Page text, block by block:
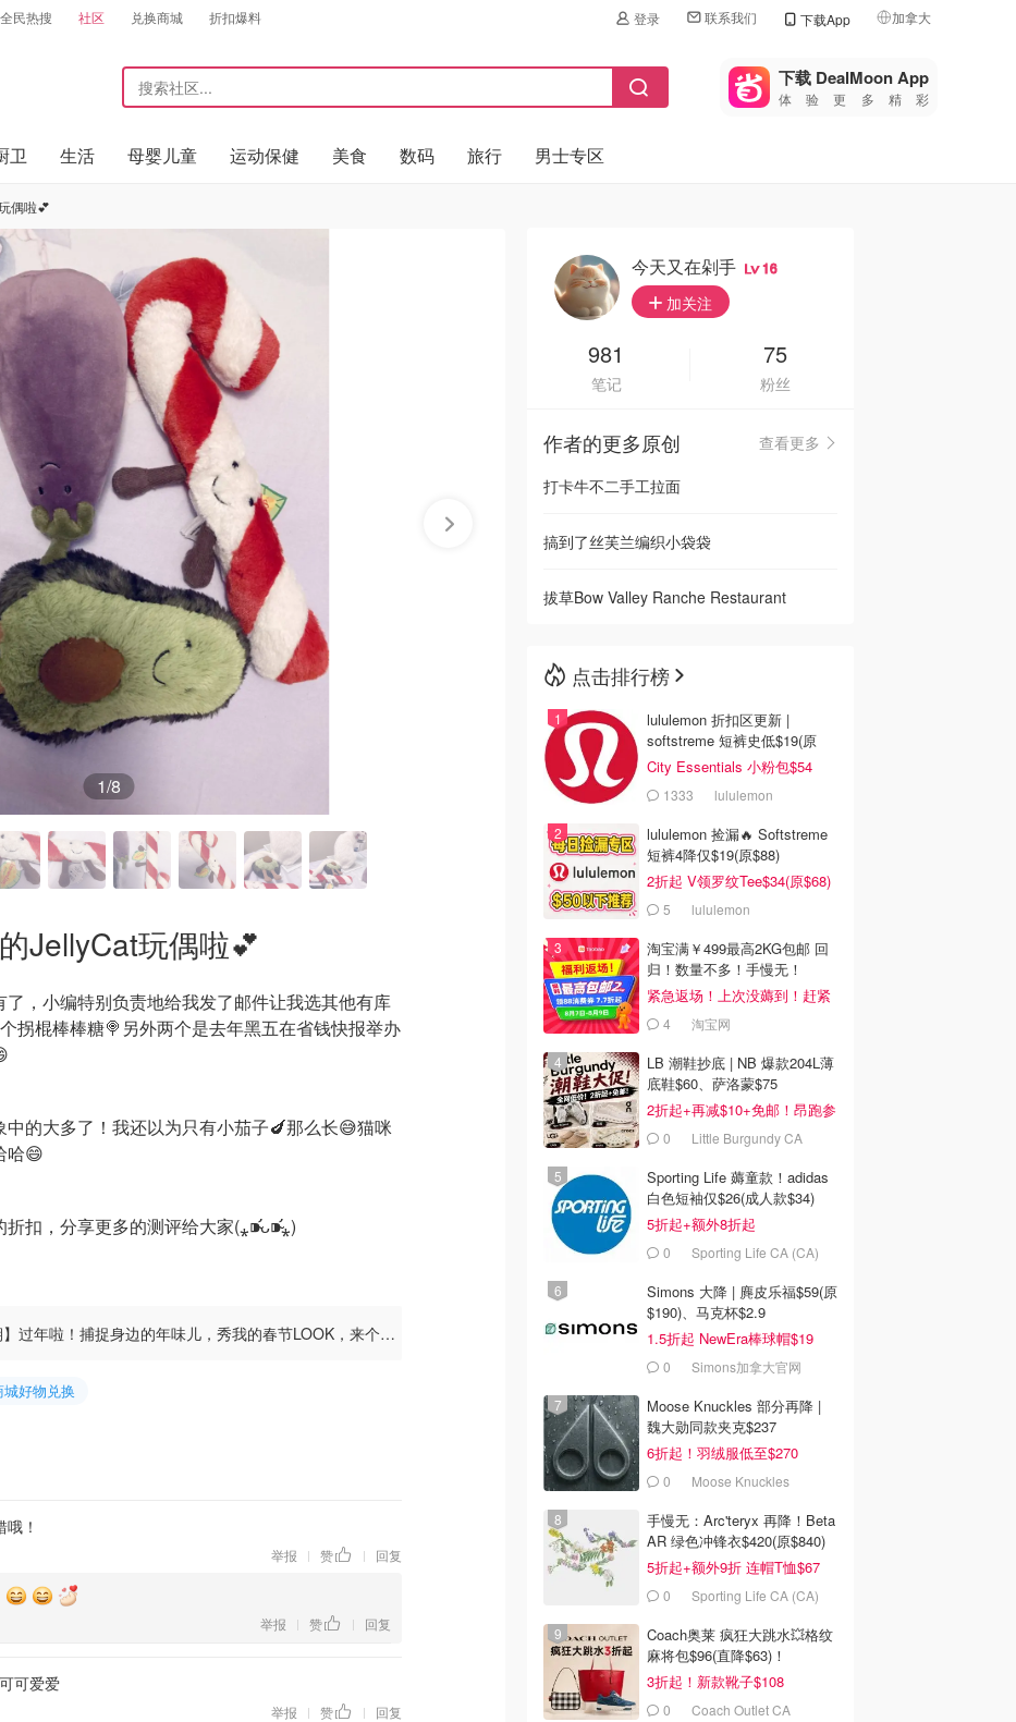
全民热搜 社区 兑换商城 折扣爆料 登录 联系我们 下载App 加拿大
🇺🇸
美国
🇨🇳中国
🇮🇹
🇦🇺
🇳🇿新西兰
下载 DealMoon App
体验更多精彩
卫 生活 母婴儿童 运动保健 美食 数码 旅行 男士专区
偶啦💕
1/8
JellyCat玩偶啦💕
，小编特别负责地给我发了邮件让我选其他有库
拐棍棒棒糖🍭另外两个是去年黑五在省钱快报举办
的大多了！我还以为只有小茄子🍆那么长😅猫咪
哈😄
扣，分享更多的测评给大家(⁎⁍̴̛ᴗ⁍̴̛⁎)
】过年啦！捕捉身边的年味儿，秀我的春节LOOK，来个年
城好物兑换
哦！
举报 | 赞 | 回复
举报 | 赞 | 回复
可可爱爱
举报 | 赞 | 回复
今天又在剁手 16
加关注
981
笔记
75
粉丝
作者的更多原创
查看更多
打卡牛不二手工拉面
搞到了丝芙兰编织小袋袋
拔草Bow Valley Ranche Restaurant
点击排行榜
lululemon 折扣区更新 |
softstreme 短裤史低$19(原
$88)
City Essentials 小粉包$54
1333 lululemon
lululemon 捡漏🔥 Softstreme
短裤4降仅$19(原$88)
2折起 V领罗纹Tee$34(原$68)
5 lululemon
淘宝满￥499最高2KG包邮 回
归！数量不多！手慢无！
紧急返场！上次没薅到！赶紧
冲 4 淘宝网
LB 潮鞋抄底 | NB 爆款204L薄
底鞋$60、萨洛蒙$75
2折起+再减$10+免邮！昂跑参
加 0
Little Burgundy CA
Sporting Life 薅童款！adidas
白色短袖仅$26(成人款$34)
5折起+额外8折起
0 Sporting Life CA (CA)
Simons 大降 | 麂皮乐福$59(原
$190)、马克杯$2.9
1.5折起 NewEra棒球帽$19
0 Simons加拿大官网
Moose Knuckles 部分再降 |
魏大勋同款夹克$237
6折起！羽绒服低至$270
0 Moose Knuckles
手慢无：Arc'teryx 再降！Beta
AR 绿色冲锋衣$420(原$840)
5折起+额外9折 连帽T恤$67
0 Sporting Life CA (CA)
Coach奥莱 疯狂大跳水💥格纹
麻将包$96(直降$63)！
3折起！新款靴子$108
0 Coach Outlet CA